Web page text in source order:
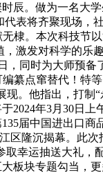
。做为一名大
表将齐聚现场
。本次科技节
激发对科学的
同时为大师预
纂点窜替代！特
。他指出，打
年3月30日
届中国进出口
隆沉揭幕。此
幸运抽送大礼
板块专题勾当，